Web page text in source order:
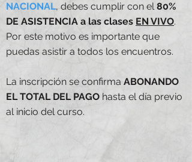
NACIONAL, debes cumplir con el80%
DE ASISTENCIA a las clases EN VIVO.
Por este motivo es importante que
puedas asistir a todos los encuentros.
La inscripción se confirma ABONANDO
EL TOTAL DEL PAGO hasta el día previo
al inicio del curso.